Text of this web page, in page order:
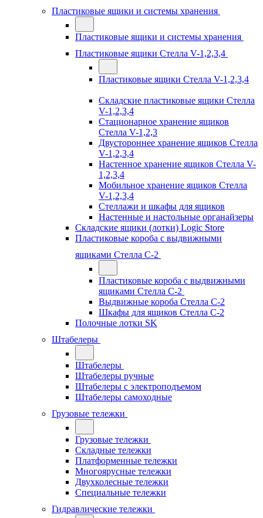
Пластиковые ящики и системы хранения
Пластиковые ящики и системы хранения
Пластиковые ящики Стелла V-1,2,3,4
Пластиковые ящики Стелла V-1,2,3,4
Складские пластиковые ящики Стелла
V-1,2,3,4
Стационарное хранение ящиков
Стелла V-1,2,3
Двустороннее хранение ящиков Стелла
V-1,2,3,4
Настенное хранение ящиков Стелла V-
1,2,3,4
Мобильное хранение ящиков Стелла
V-1,2,3,4
Стеллажи и шкафы для ящиков
Настенные и настольные органайзеры
Складские ящики (лотки) Logiс Store
Пластиковые короба с выдвижными
ящиками Стелла С-2
Пластиковые короба с выдвижными
ящиками Стелла С-2
Выдвижные короба Стелла С-2
Шкафы для ящиков Стелла С-2
Полочные лотки SK
Штабелеры
Штабелеры
Штабелеры ручные
Штабелеры с электроподъемом
Штабелеры самоходные
Грузовые тележки
Грузовые тележки
Складные тележки
Платформенные тележки
Многоярусные тележки
Двухколесные тележки
Специальные тележки
Гидравлические тележки